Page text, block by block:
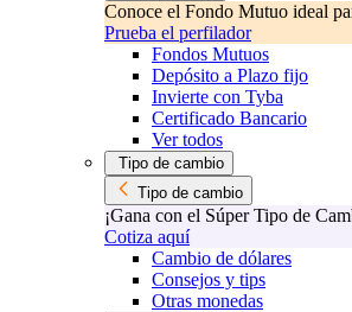
Conoce el Fondo Mutuo ideal
Prueba el perfilador
Fondos Mutuos
Depósito a Plazo fijo
Invierte con Tyba
Certificado Bancario
Ver todos
Tipo de cambio
Tipo de cambio
¡Gana con el Súper Tipo de
Cotiza aquí
Cambio de dólares
Consejos y tips
Otras monedas